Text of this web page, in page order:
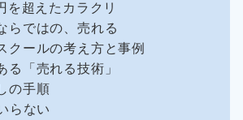
を超えたカラクリ
らではの、売れる
クールの考え方と事例
る「売れる技術」
の手順
らない